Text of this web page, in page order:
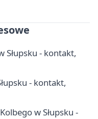
Słupsku - kontakt,
- kontakt,
w Słupsku -